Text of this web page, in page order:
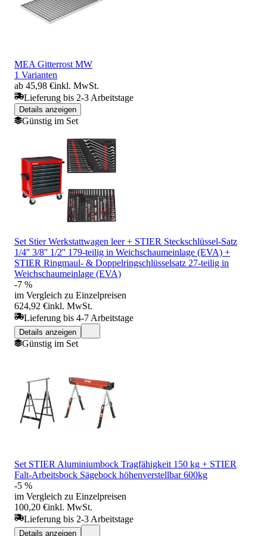
MEA Gitterrost MW
1 Varianten
ab 45,98 €inkl. MwSt.
Lieferung bis 2-3 Arbeitstage
Details anzeigen
Günstig im Set
Set Stier Werkstattwagen leer + STIER Steckschlüssel-Satz
1/4'' 3/8'' 1/2'' 179-teilig in Weichschaumeinlage (EVA) +
STIER Ringmaul- & Doppelringschlüsselsatz 27-teilig in
Weichschaumeinlage (EVA)
-7 %
im Vergleich zu Einzelpreisen
624,92 €inkl. MwSt.
Lieferung bis 4-7 Arbeitstage
Details anzeigen
Günstig im Set
Set STIER Aluminiumbock Tragfähigkeit 150 kg + STIER
Falt-Arbeitsbock Sägebock höhenverstellbar 600kg
-5 %
im Vergleich zu Einzelpreisen
100,20 €inkl. MwSt.
Lieferung bis 2-3 Arbeitstage
Details anzeigen